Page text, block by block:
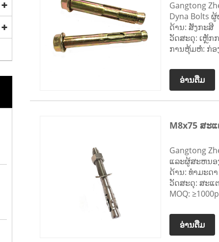
Gangtong
Dyna Bolts
ດ້ານ: ສັງກະສີ
ວັດສະດຸ: ເຫຼັກ
ການຫຸ້ມຫໍ່: ກ່ອ
ອ່ານ​ຕື່ມ
M8x75 ສະ
Gangtong
ແລະຜູ້ສະຫນອ
ດ້ານ: ທຳມະດາ
ວັດສະດຸ: ສະແ
MOQ:
ອ່ານ​ຕື່ມ